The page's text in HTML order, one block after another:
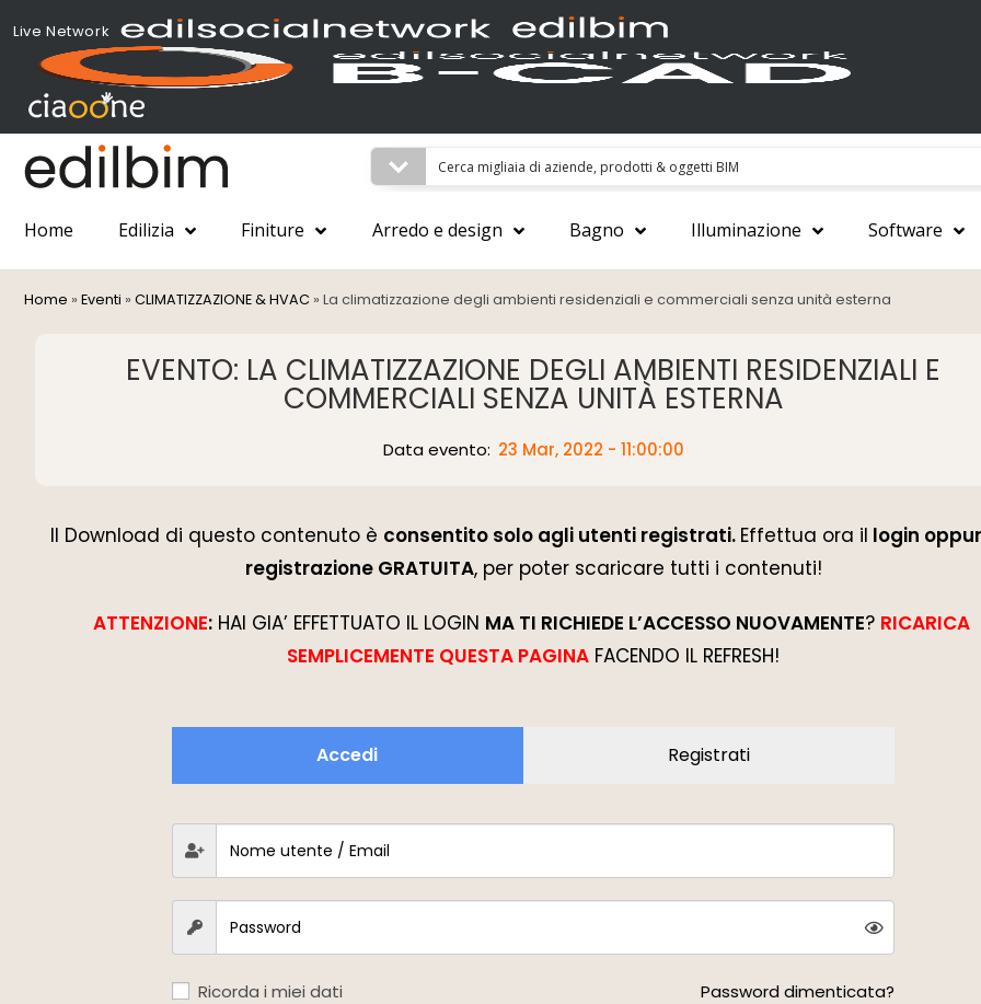
Live Network
Home Edilizia Finiture Arredo e design Bagno Illuminazione Software
Home » Eventi » CLIMATIZZAZIONE & HVAC » La climatizzazione degli ambienti residenziali e commerciali senza unità esterna
EVENTO: LA CLIMATIZZAZIONE DEGLI AMBIENTI RESIDENZIALI E
COMMERCIALI SENZA UNITÀ ESTERNA
Data evento: 23 Mar, 2022 - 11:00:00
Il Download di questo contenuto è consentito solo agli utenti registrati. Effettua ora il login
registrazione GRATUITA, per poter scaricare tutti i contenuti!
ATTENZIONE:HAI GIA’ EFFETTUATO IL LOGIN MA TI RICHIEDE L’ACCESSO NUOVAMENTE? RICARICA
SEMPLICEMENTE QUESTA PAGINA FACENDO IL REFRESH!
Accedi Registrati
Ricorda i miei dati Password dimenticata?